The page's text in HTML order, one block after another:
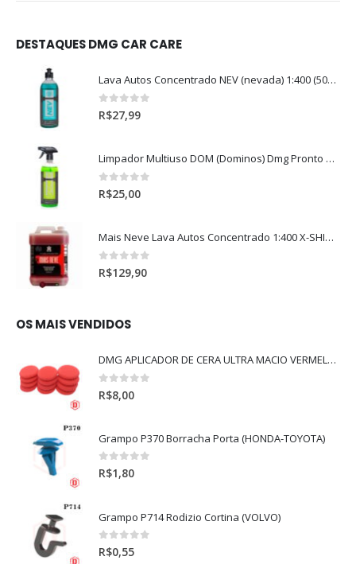
DESTAQUES DMG CAR CARE
Lava Autos Concentrado NEV (nevada) 1:400 (500ml)
0out of 5
R$27,99
Limpador Multiuso DOM (Dominos) Dmg Pronto P/Uso (500ml)
0 out of 5
R$25,00
Mais Neve Lava Autos Concentrado 1:400 X-SHINE 5Litros
0 out of 5
R$129,90
OS MAIS VENDIDOS
DMG APLICADOR DE CERA ULTRA MACIO VERMELHO l
0 out of 5
R$8,00
Grampo P370 Borracha Porta (HONDA-TOYOTA)
0out of 5
R$1,80
Grampo P714 Rodizio Cortina (VOLVO)
0out of 5
R$0,55